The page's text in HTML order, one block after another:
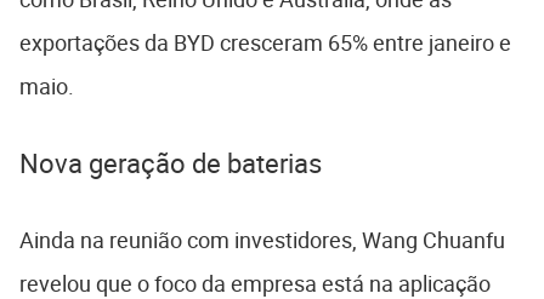
exportações da BYD cresceram 65% entre janeiro e
maio.
Nova geração de baterias
Ainda na reunião com investidores, Wang Chuanfu
revelou que o foco da empresa está na aplicação